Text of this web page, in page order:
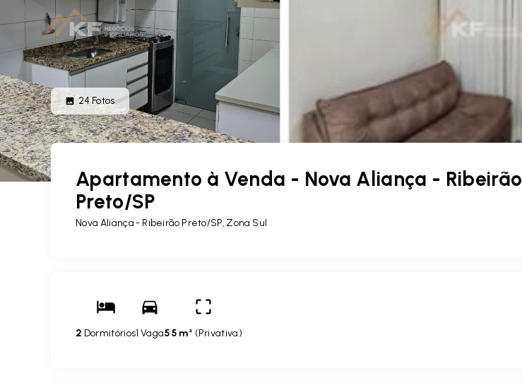
24 Fotos
Apartamento à Venda - Nova Aliança - Ribeirão
Preto/SP
Nova Aliança - Ribeirão Preto/SP, Zona Sul
2 Dormitórios1 Vaga55 m² (Privativa)